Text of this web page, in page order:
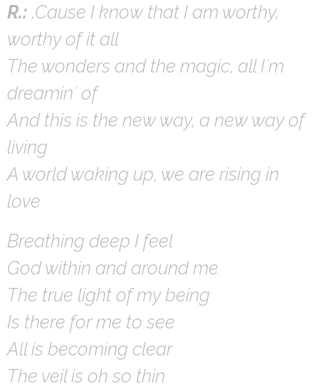
R.: ‚Cause I know that I am worthy,
worthy of it all
The wonders and the magic, all I′m
dreamin′ of
And this is the new way, a new way of
living
A world waking up, we are rising in
love
Breathing deep I feel
God within and around me
The true light of my being
Is there for me to see
All is becoming clear
The veil is oh so thin